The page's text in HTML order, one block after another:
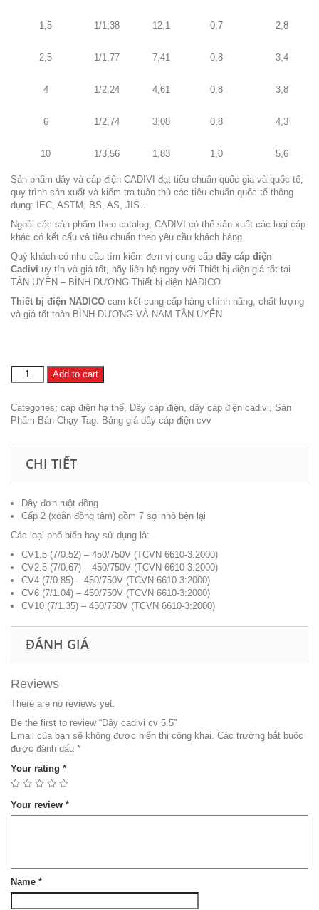
1,5 1/1,38 12,1 0,7 2,8
2,5 1/1,77 7,41 0,8 3,4
4 1/2,24 4,61 0,8 3,8
6 1/2,74 3,08 0,8 4,3
10 1/3,56 1,83 1,0 5,6
Sản phẩm dây và cáp điện CADIVI đạt tiêu chuẩn quốc gia và quốc tế;
quy trình sản xuất và kiểm tra tuân thủ các tiêu chuẩn quốc tế thông
dụng: IEC, ASTM, BS, AS, JIS…
Ngoài các sản phẩm theo catalog, CADIVI có thể sản xuất các loại cáp
khác có kết cấu và tiêu chuẩn theo yêu cầu khách hàng.
Quý khách có nhu cầu tìm kiếm đơn vị cung cấp dây cáp điện
Cadivi uy tín và giá tốt, hãy liên hệ ngay với Thiết bị điện giá tốt tại
TÂN UYÊN – BÌNH DƯƠNG Thiết bị điện NADICO
Thiết bị điện NADICO cam kết cung cấp hàng chính hãng, chất lượng
và giá tốt toàn BÌNH DƯƠNG VÀ NAM TÂN UYÊN
Dây
cadivi
5.5
quantity
Add to cart
Categories: cáp điện hạ thế, Dây cáp điện, dây cáp điện cadivi, Sản
Phẩm Bán Chạy Tag: Bảng giá dây cáp điện cvv
CHI TIẾT
Dây đơn ruột đồng
Cấp 2 (xoắn đồng tâm) gồm 7 sợ nhỏ bện lại
Các loại phổ biến hay sử dụng là:
CV1.5 (7/0.52) – 450/750V (TCVN 6610-3:2000)
CV2.5 (7/0.67) – 450/750V (TCVN 6610-3:2000)
CV4 (7/0.85) – 450/750V (TCVN 6610-3:2000)
CV6 (7/1.04) – 450/750V (TCVN 6610-3:2000)
CV10 (7/1.35) – 450/750V (TCVN 6610-3:2000)
ĐÁNH GIÁ
Reviews
There are no reviews yet.
Be the first to review “Dây cadivi cv 5.5”
Email của bạn sẽ không được hiển thị công khai. Các trường bắt buộc
được đánh dấu *
Your rating *
Your review *
Name *